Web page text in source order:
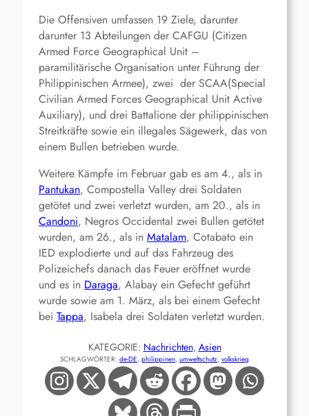
Die Offensiven umfassen 19 Ziele, darunter
darunter 13 Abteilungen der CAFGU (Citizen
Armed Force Geographical Unit –
paramilitärische Organisation unter Führung der
Philippinischen Armee), zwei der SCAA(Special
Civilian Armed Forces Geographical Unit Active
Auxiliary), und drei Battalione der philippinischen
Streitkräfte sowie ein illegales Sägewerk, das von
einem Bullen betrieben wurde.
Weitere Kämpfe im Februar gab es am 4., als in
Pantukan, Compostella Valley drei Soldaten
getötet und zwei verletzt wurden, am 20., als in
Candoni, Negros Occidental zwei Bullen getötet
wurden, am 26., als in Matalam, Cotabato ein
IED explodierte und auf das Fahrzeug des
Polizeichefs danach das Feuer eröffnet wurde
und es in Daraga, Alabay ein Gefecht geführt
wurde sowie am 1. März, als bei einem Gefecht
bei Tappa, Isabela drei Soldaten verletzt wurden.
KATEGORIE: Nachrichten, Asien
SCHLAGWÖRTER: de-DE, philippinen, umweltschutz, volkskrieg